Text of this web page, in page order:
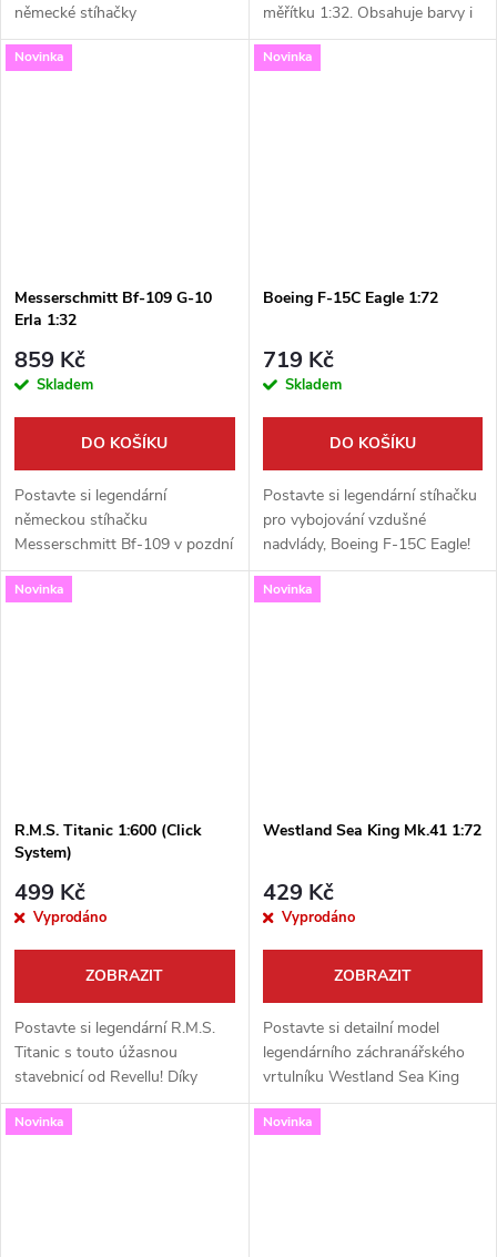
německé stíhačky
Messerschmitt Bf-109 G-10 v
měřítku 1:32. Tento kompletní
měřítku 1:32. Obsahuje barvy i
lepidlo.
Novinka
Messerschmitt Bf-109 G-10
Erla 1:32
859 Kč
Skladem
DO KOŠÍKU
Postavte si legendární
německou stíhačku
Messerschmitt Bf-109 v pozdní
a výkonné verzi G-10 Erla!
Tento detailně zpracovaný
Novinka
Boeing F-15C Eagle 1:72
719 Kč
Skladem
DO KOŠÍKU
Postavte si legendární stíhačku
pro vybojování vzdušné
nadvlády, Boeing F-15C Eagle!
Tento detailně zpracovaný
model od firmy Revell v měřítku
Novinka
R.M.S. Titanic 1:600 (Click
System)
499 Kč
Vyprodáno
ZOBRAZIT
Postavte si legendární R.M.S.
Titanic s touto úžasnou
stavebnicí od Revellu! Díky
inovativnímu systému Click-
System nepotřebujete žádné
Novinka
Westland Sea King Mk.41 1:72
429 Kč
Vyprodáno
ZOBRAZIT
Postavte si detailní model
legendárního záchranářského
vrtulníku Westland Sea King
Mk.41 v měřítku 1:72. Tato
vysoce kvalitní stavebnice od
Novinka Novinka